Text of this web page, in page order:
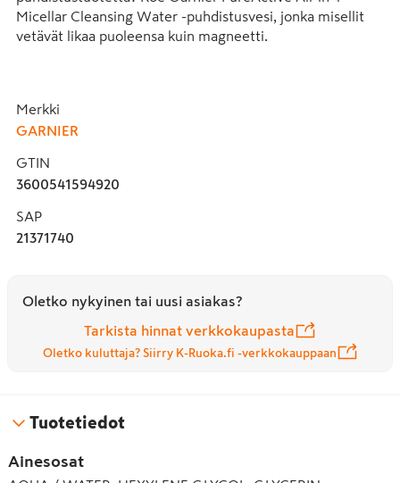
Micellar Cleansing Water -puhdistusvesi, jonka misellit
vetävät likaa puoleensa kuin magneetti.
rasvoittuva ja etsit tehokasta tuotetta ihonpuhdistukseen
ja meikinpoistoon.
Salaisuus
Garnier on luonut herkälle rasvoittuvalle tai sekaiholle
sopivan misellipuhdistustuotteen. Puhdistusvesi sisältää
misellejä ja poistaa iholta lian ja meikin ilman
Iho on hellävaraisesti ja huolellisesti puhdistettu.
Käyttö
Merkki
GARNIER
GTIN
3600541594920
SAP
21371740
Oletko nykyinen tai uusi asiakas?
Tarkista hinnat verkkokaupasta
Oletko kuluttaja? Siirry K-Ruoka.fi -verkkokauppaan
Tuotetiedot
Ainesosat